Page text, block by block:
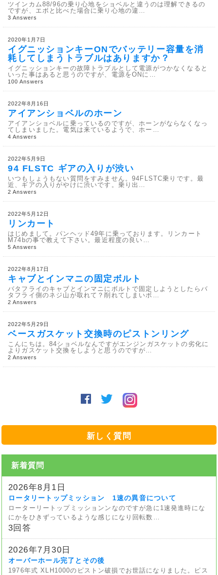
ツインカム88/96の乗り心地をショベルと違うのは理解できるの
ですが、エボと比べた場合に乗り心地の違…
3 Answers
2020年1月7日
イグニッションキーONでバッテリー容量を消
耗してしまうトラブルはありますか？
イグニッションキーの故障トラブルとして電源がつかなくなると
いった事はあると思うのですが、電源をONに…
100 Answers
2022年8月16日
アイアンショベルのホーン
アイアンショベルに乗っているのですが、ホーンがならなくなっ
てしまいました。電気は来ているようで、ホー…
4 Answers
2022年5月9日
94 FLSTC ギアの入りが渋い
いつもしょうもない質問をすみません。94FLSTC乗りです。最
近、ギアの入りがやけに渋いです。乗り出…
2 Answers
2022年5月12日
リンカート
はじめまして。パンヘッド49年に乗っております。リンカート
M74bの事で教えて下さい。最近程度の良い…
5 Answers
2022年8月17日
キャブとインマニの固定ボルト
バタフライのキャブとインマニにボルトで固定しようとしたらバ
タフライ側のネジ山が取れて？削れてしまいボ…
2 Answers
2022年5月29日
ベースガスケット交換時のピストンリング
こんにちは。84ショベルなんですがエンジンガスケットの劣化に
よりガスケット交換をしようと思うのですが…
2 Answers
新しく質問
新着質問
2026年8月1日
ロータリートップミッション 1速の異音について
ローターリートップミッションンなのですが急に1速発進時にな
にかをひきずっているような感じになり回転数…
3回答
2026年7月30日
オーバーホール完了とその後
1976年式 XLH1000のピストン破損でお世話になりました。ピス